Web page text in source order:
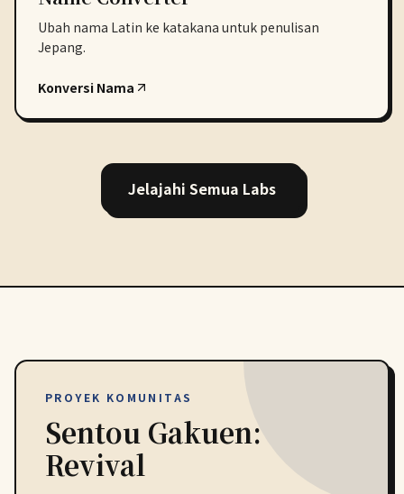
Ubah nama Latin ke katakana untuk penulisan
Jepang.
Konversi Nama
Jelajahi Semua Labs
PROYEK KOMUNITAS
Sentou Gakuen:
Revival